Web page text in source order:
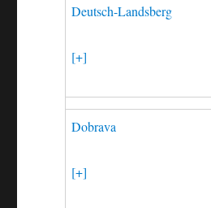
Deutsch-Landsberg
[+]
Dobrava
[+]